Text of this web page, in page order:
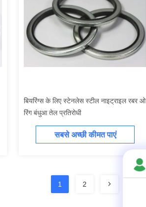
बियरिंग्स के लिए स्टेनलेस स्टील नाइट्राइल रबर ओ
रिंग बंधुआ तेल प्रतिरोधी
सबसे अच्छी कीमत पाएं
1 2